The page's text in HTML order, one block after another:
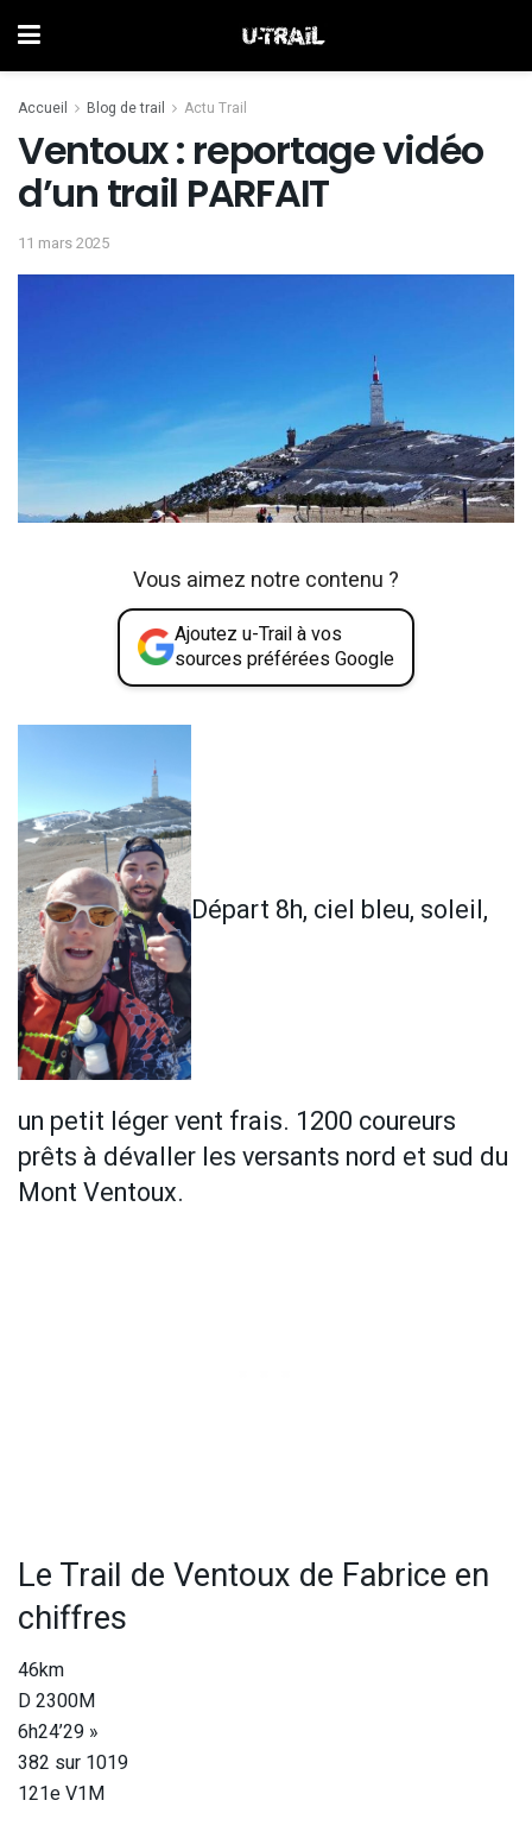
Accueil Blog de trail Actu Trail
Ventoux : reportage vidéo
d’un trail PARFAIT
11 mars 2025
Vous aimez notre contenu ?
Ajoutez u-Trail à vos
sources préférées Google
Départ 8h, ciel bleu, soleil,
un petit léger vent frais. 1200 coureurs
prêts à dévaller les versants nord et sud du
Mont Ventoux.
Le Trail de Ventoux de Fabrice en
chiffres
46km
D 2300M
6h24’29 »
382 sur 1019
121e V1M